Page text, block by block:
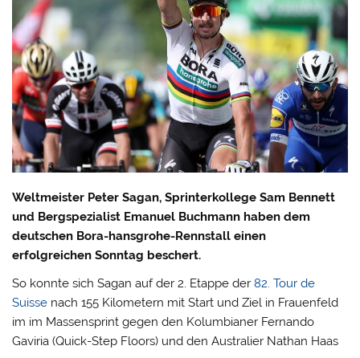
Weltmeister Peter Sagan, Sprinterkollege Sam Bennett
und Bergspezialist Emanuel Buchmann haben dem
deutschen Bora-hansgrohe-Rennstall einen
erfolgreichen Sonntag beschert.
So konnte sich Sagan auf der 2. Etappe der82. Tour de
Suisse nach 155 Kilometern mit Start und Ziel in Frauenfeld
im im Massensprint gegen den Kolumbianer Fernando
Gaviria (Quick-Step Floors) und den Australier Nathan Haas